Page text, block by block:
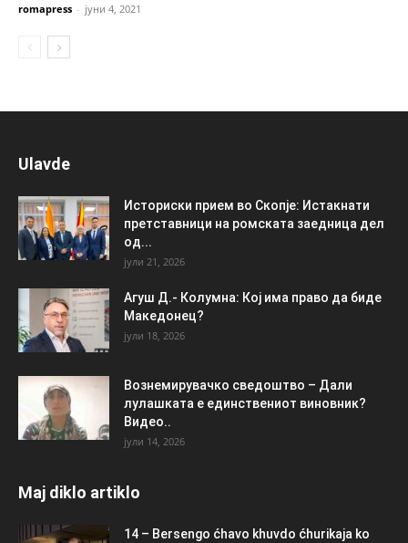
romapress - јуни 4, 2021
Ulavde
Историски прием во Скопје: Истакнати
претставници на ромската заедница дел
од...
јули 21, 2026
Агуш Д.- Колумна: Кој има право да биде
Македонец?
јули 18, 2026
Вознемирувачко сведоштво – Дали
лулашката е единствениот виновник?
Видео..
јули 14, 2026
Maj diklo artiklo
14 – Bersengo ćhavo khuvdo ćhurikaja ko